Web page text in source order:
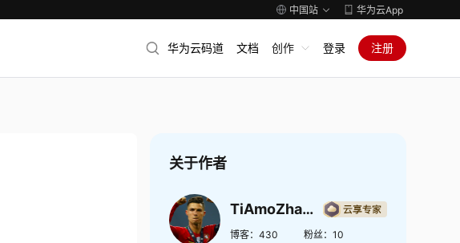
中国站 华为云App
华为云码道 文档 创作 登录 注册
关于作者
TiAmoZhang
博客： 430 粉丝： 10